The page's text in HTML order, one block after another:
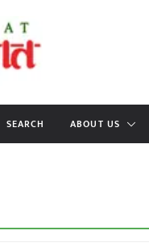
SEARCH ABOUT US